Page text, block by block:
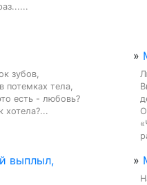
зубов,
тела,
есть - любовь?
хотела?...
»
выплыл,
»